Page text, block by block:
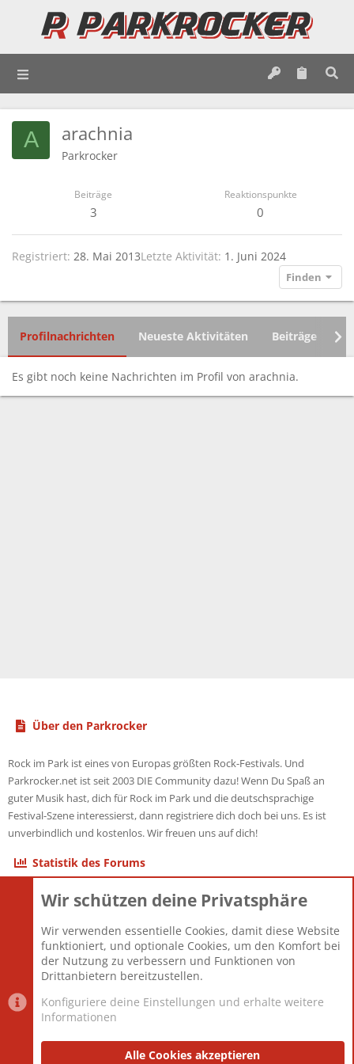
A arachnia
Parkrocker
Beiträge
3
Reaktionspunkte
0
Registriert 28. Mai 2013Letzte Aktivität 1. Juni 2024
Finden
Profilnachrichten Neueste Aktivitäten Beiträge
Es gibt noch keine Nachrichten im Profil von arachnia.
Über den Parkrocker
Rock im Park ist eines von Europas größten Rock-Festivals. Und
Parkrocker.net ist seit 2003 DIE Community dazu! Wenn Du Spaß an
guter Musik hast, dich für Rock im Park und die deutschsprachige
Festival-Szene interessierst, dann registriere dich doch bei uns. Es ist
unverbindlich und kostenlos. Wir freuen uns auf dich!
Statistik des Forums
Themen
Mitglieder
12.427
Neuestes Mitglied
Berlin
Datenschutzerklärung Impressum
Wir schützen deine Privatsphäre
Wir verwenden essentielle Cookies, damit diese Website
funktioniert, und optionale Cookies, um den Komfort bei
der Nutzung zu verbessern und Funktionen von
Drittanbietern bereitzustellen.
Konfiguriere deine Einstellungen und erhalte weitere
Informationen
Alle Cookies akzeptieren